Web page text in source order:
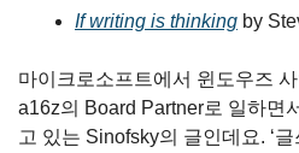
If writing is thinking by
마이크로소프트에서 윈도우즈
a16z의 Board Partner로 일하면
고 있는 Sinofsky의 글인데요. ‘